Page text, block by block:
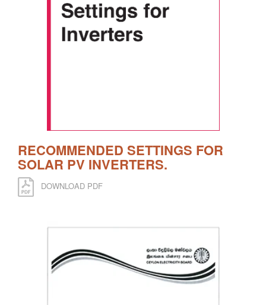
RECOMMENDED SETTINGS FOR
SOLAR PV INVERTERS.
DOWNLOAD PDF